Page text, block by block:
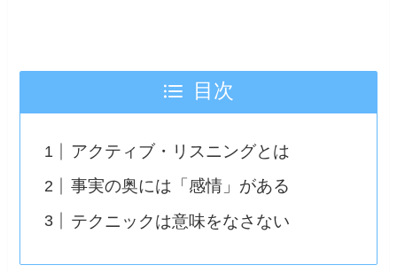
目次
アクティブ・リスニングとは
事実の奥には「感情」がある
テクニックは意味をなさない